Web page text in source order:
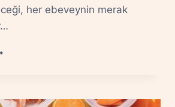
her ebeveynin merak